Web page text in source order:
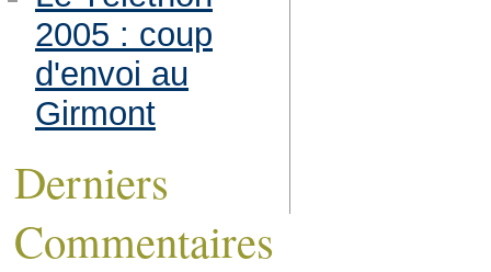
2005 : coup
d'envoi au
Girmont
Derniers
Commentaires